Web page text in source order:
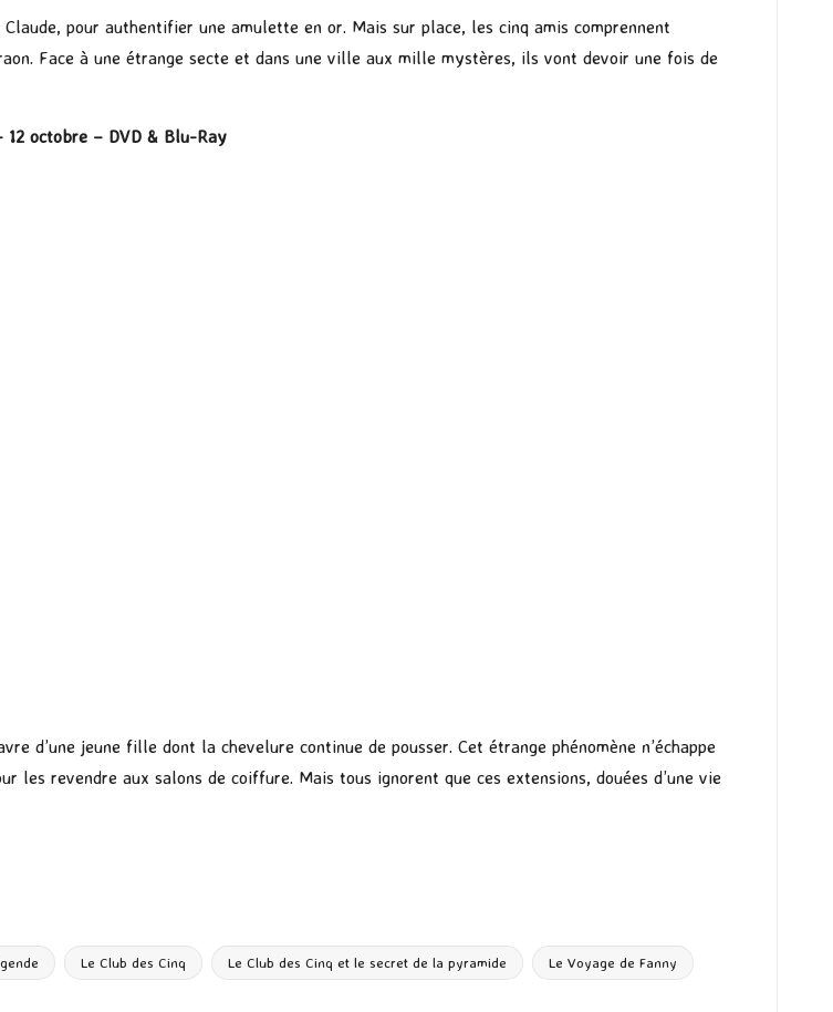
pour authentifier une amulette en or. Mais sur place, les cinq amis comprennent
Face à une étrange secte et dans une ville aux mille mystères, ils vont devoir une fois de
12 octobre – DVD & Blu-Ray
d’une jeune fille dont la chevelure continue de pousser. Cet étrange phénomène n’échappe
les revendre aux salons de coiffure. Mais tous ignorent que ces extensions, douées d’une vie
Le Club des Cinq Le Club des Cinq et le secret de la pyramide Le Voyage de Fanny